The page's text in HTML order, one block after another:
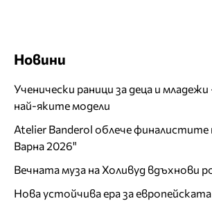
Новини
Ученически раници за деца и
най-яките модели
Atelier Banderol облече
Варна 2026"
Вечната муза на Холивуд вдъхнови
Нова устойчива ера за